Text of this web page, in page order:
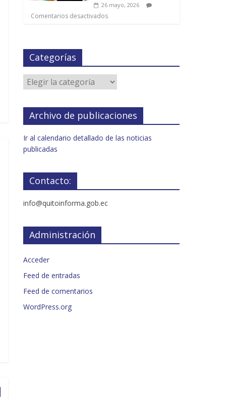
26 mayo, 2026
Comentarios desactivados
Categorías
Archivo de publicaciones
Ir al calendario detallado de las noticias
publicadas
Contacto:
info@quitoinforma.gob.ec
Administración
Acceder
Feed de entradas
Feed de comentarios
WordPress.org